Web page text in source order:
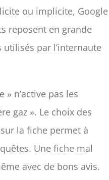
ou implicite, Google
reposent en grande
utilisés par l’internaute
n’active pas les
gaz ». Le choix des
la fiche permet à
Une fiche mal
avec de bons avis.